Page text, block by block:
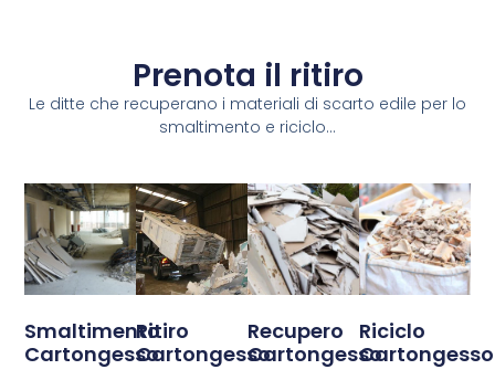
Prenota il ritiro
Le ditte che recuperano i materiali di scarto edile per lo
smaltimento e riciclo...
Smaltimento
Cartongesso
Ritiro
Cartongesso
Recupero
Cartongesso
Riciclo
Cartongesso